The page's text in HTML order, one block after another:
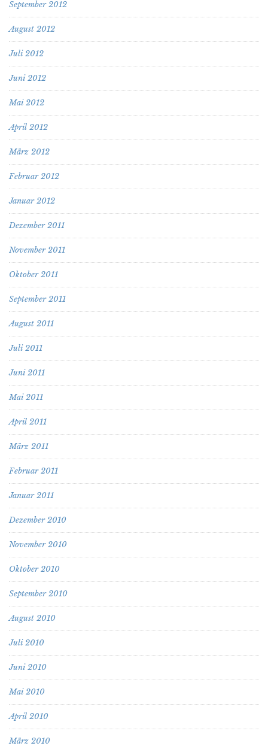
September 2012
August 2012
Juli 2012
Juni 2012
Mai 2012
April 2012
März 2012
Februar 2012
Januar 2012
Dezember 2011
November 2011
Oktober 2011
September 2011
August 2011
Juli 2011
Juni 2011
Mai 2011
April 2011
März 2011
Februar 2011
Januar 2011
Dezember 2010
November 2010
Oktober 2010
September 2010
August 2010
Juli 2010
Juni 2010
Mai 2010
April 2010
März 2010